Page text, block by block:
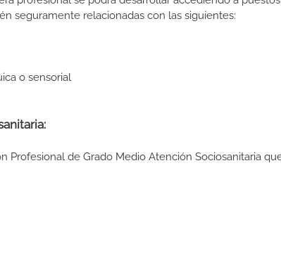
seguramente relacionadas con las siguientes:
o sensorial
de Grado Medio Atención Sociosanitaria